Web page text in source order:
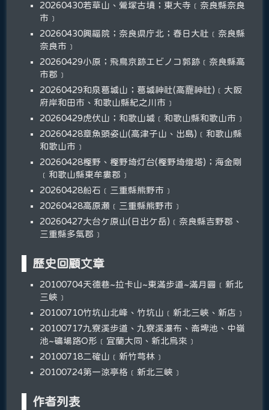
20260430若草山、鶯塚古墳；東大寺﹝奈良縣奈良
市﹞
20260430興福院；奈良県庁北；春日大社﹝奈良縣
奈良市﹞
20260429小原；飛鳥京跡エビノコ郭跡﹝奈良縣高
市郡﹞
20260429和泉葛城山；葛城神社(高龗神社)﹝大阪
府岸和田市、和歌山縣紀之川市﹞
20260429虎伏山；和歌山城﹝和歌山縣和歌山市﹞
20260428章魚頭姿山(高津子山、出島)﹝和歌山縣
和歌山市﹞
20260428樫野、樫野埼灯台(樫野埼燈塔)；海金剛
﹝和歌山縣東牟婁郡﹞
20260428船石﹝三重縣熊野市﹞
20260428高原瀬﹝三重縣熊野市﹞
20260427大台ケ原山(日出ケ岳)﹝奈良縣吉野郡、
三重縣多氣郡﹞
歷史回顧文章
20100704天德巷~拉卡山~東滿步道~滿月圓﹝新北
三峽﹞
20100710竹坑山北峰、竹坑山﹝新北三峽、新店﹞
20100717九寮溪步道、九寮溪瀑布、崙埤池、中嶺
池~礦場路O形﹝宜蘭大同、新北烏來﹞
20100718二確山﹝新竹芎林﹞
20100724第一涼亭格﹝新北三峽﹞
作者列表